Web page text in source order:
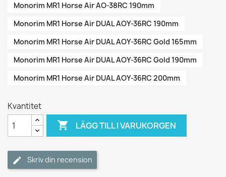
Monorim MR1 Horse Air AO-38RC 190mm
Monorim MR1 Horse Air DUAL AOY-36RC 190mm
Monorim MR1 Horse Air DUAL AOY-36RC Gold 165mm
Monorim MR1 Horse Air DUAL AOY-36RC Gold 190mm
Monorim MR1 Horse Air DUAL AOY-36RC 200mm
Kvantitet
 LÄGG TILL I VARUKORGEN
Skriv din recension